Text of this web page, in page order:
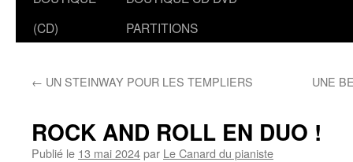
(CD)
PARTITIONS
← UN STEINWAY POUR LES TEMPLIERS UNE
ROCK AND ROLL EN DUO !
Publié le 13 mai 2024par Le Canard du pianiste